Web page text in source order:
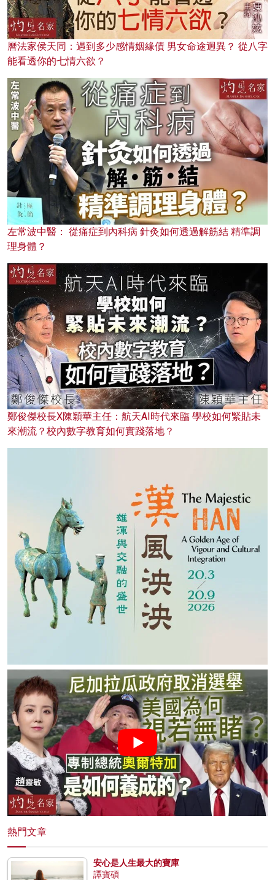
曆法家侯天同：遇到多少感情姻緣債 男女命途迥異？ 從八字
能看透你的七情六欲？
左常波中醫： 從痛症到內科病 針灸如何透過解筋結 精準調
理身體？
鄭俊傑校長X陳穎華主任：航天AI時代來臨 學校如何緊貼未
來潮流？校內數字教育如何實踐落地？
熱門文章
安心是人生最大的寶庫
譚寶碩